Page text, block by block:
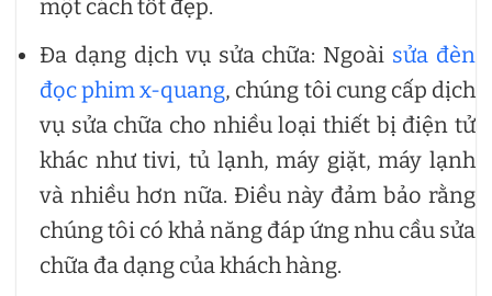
một cách tốt đẹp.
Đa dạng dịch vụ sửa chữa: Ngoài sửa đèn
đọc phim x-quang, chúng tôi cung cấp dịch
vụ sửa chữa cho nhiều loại thiết bị điện tử
khác như tivi, tủ lạnh, máy giặt, máy lạnh
và nhiều hơn nữa. Điều này đảm bảo rằng
chúng tôi có khả năng đáp ứng nhu cầu sửa
chữa đa dạng của khách hàng.